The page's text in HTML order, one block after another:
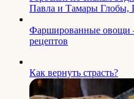
Павла и Тамары Глобы,
Фаршированные овощи
рецептов
Как вернуть страсть?